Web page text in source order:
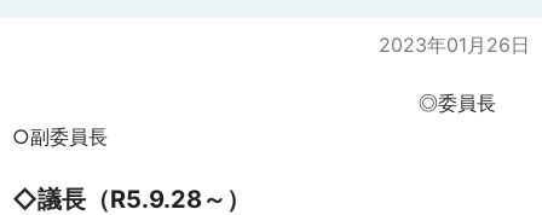
2023年01月26日
◎委員長
○副委員長
◇議長（R5.9.28～）